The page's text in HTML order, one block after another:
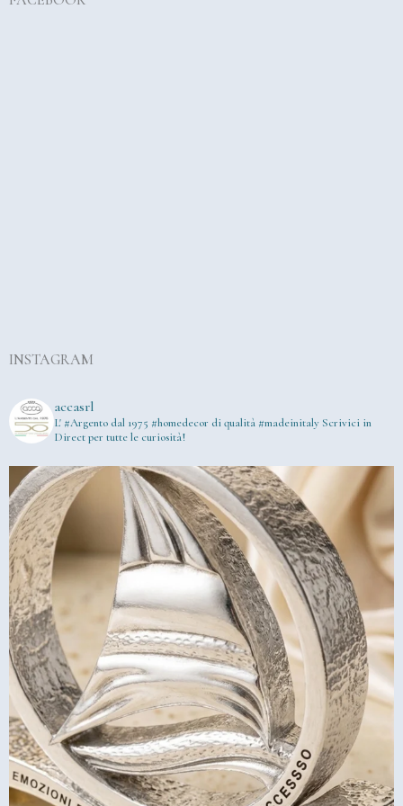
INSTAGRAM
accasrl
L' #Argento dal 1975 #homedecor di qualità #madeinitaly Scrivici in
Direct per tutte le curiosità!